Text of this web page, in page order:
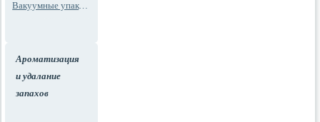
Вакуумные упаковки
Ароматизация
и удалание
запахов